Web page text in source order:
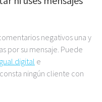
negativos una y
por su mensaje. Puede
e
ningún cliente con